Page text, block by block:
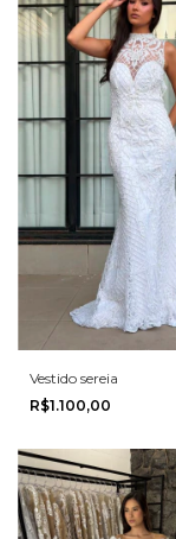
Vestido sereia
R$1.100,00